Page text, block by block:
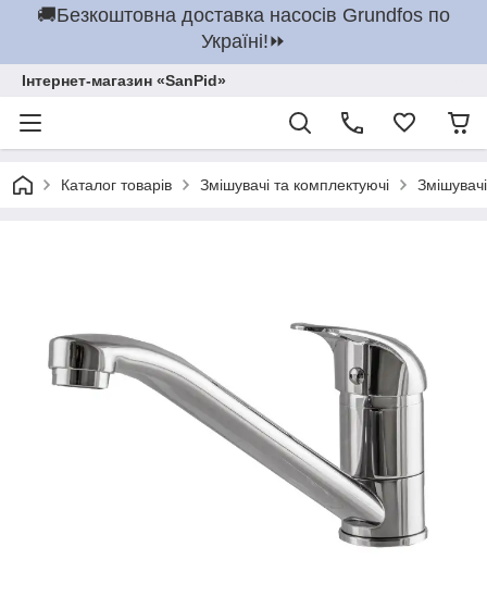
🚚Безкоштовна доставка насосів Grundfos по
Україні!⏩
Інтернет-магазин «SanPid»
Каталог товарів Змішувачі та комплектуючі Змішувачі